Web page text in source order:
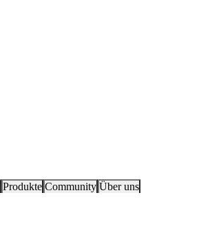
Produkte Community Über uns